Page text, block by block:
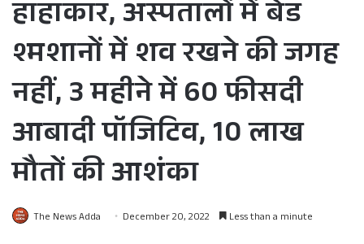
हाहाकार, अस्पतालों में बेड
श्मशानों में शव रखने की जगह
नहीं, 3 महीने में 60 फीसदी
आबादी पॉजिटिव, 10 लाख
मौतों की आशंका
The News Adda December 20, 2022 Less than a minute